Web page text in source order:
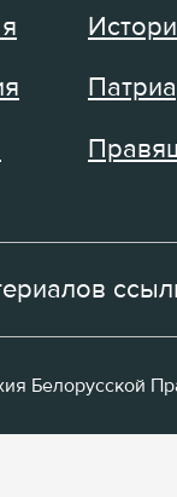
Белорусской